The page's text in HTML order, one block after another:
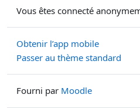
Vous êtes connecté
Obtenir l’app mobile
Passer au thème standard
Fourni par Moodle